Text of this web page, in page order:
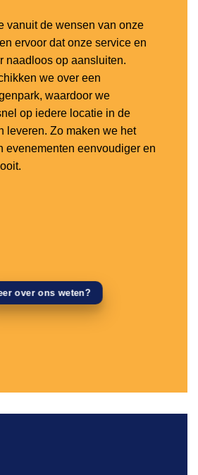
vanuit de wensen van onze
ervoor dat onze service en
naadloos op aansluiten.
we over een
waardoor we
op iedere locatie in de
leveren. Zo maken we het
evenementen eenvoudiger en
over ons weten?